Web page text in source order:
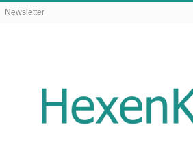
Newsletter